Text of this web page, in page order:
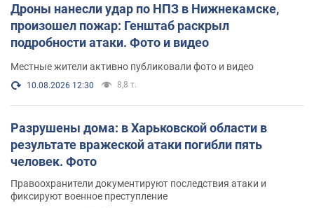
Дроны нанесли удар по НПЗ в Нижнекамске,
произошел пожар: Генштаб раскрыл
подробности атаки. Фото и видео
Местные жители активно публиковали фото и видео
10.08.2026 12:30 8,8 т.
Разрушены дома: в Харьковской области в
результате вражеской атаки погибли пять
человек. Фото
Правоохранители документируют последствия атаки и
фиксируют военное преступление